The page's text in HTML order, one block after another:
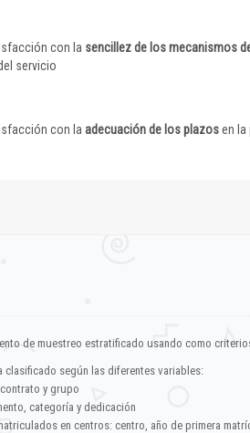
con la sencillez de los mecanismos
servicio
con la adecuación de los plazosen la
de muestreo estratificado usando como
clasificado según las diferentes variables:
y grupo
categoría y dedicación
en centros: centro, año de primera